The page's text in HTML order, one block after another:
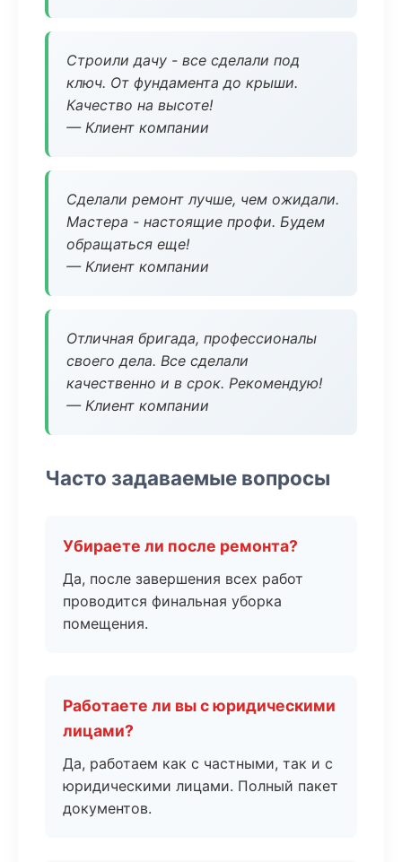
Строили дачу - все сделали под
ключ. От фундамента до крыши.
Качество на высоте!
— Клиент компании
Сделали ремонт лучше, чем ожидали.
Мастера - настоящие профи. Будем
обращаться еще!
— Клиент компании
Отличная бригада, профессионалы
своего дела. Все сделали
качественно и в срок. Рекомендую!
— Клиент компании
Часто задаваемые вопросы
Убираете ли после ремонта?
Да, после завершения всех работ
проводится финальная уборка
помещения.
Работаете ли вы с юридическими
лицами?
Да, работаем как с частными, так и с
юридическими лицами. Полный пакет
документов.